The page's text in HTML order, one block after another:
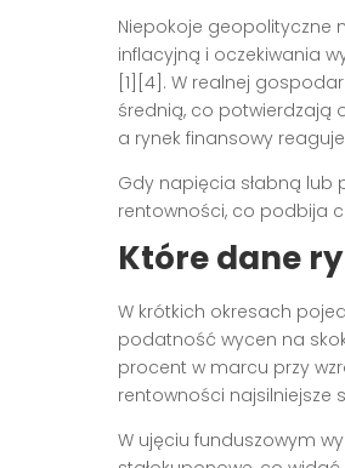
Niepokoje geopolityczne
inflacyjną i oczekiwania
[1][4]. W realnej
średnią, co potwierdzają
a rynek finansowy
Gdy napięcia słabną lub
rentowności, co podbija
Które dane
W krótkich okresach
podatność wycen na
procent w marcu przy
rentowności najsilniejsze
W ujęciu funduszowym